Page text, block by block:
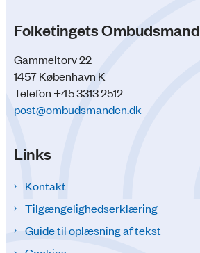
Folketingets Ombudsmand
Gammeltorv 22
1457 København K
Telefon +45 3313 2512
post@ombudsmanden.dk
Links
Kontakt
Tilgængelighedserklæring
Guide til oplæsning af tekst